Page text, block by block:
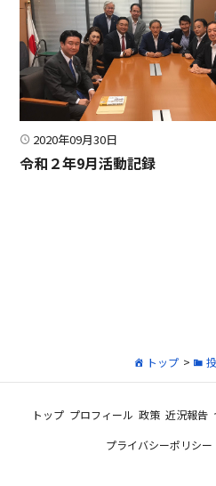
2020年09月30日
令和２年9月活動記録
トップ >
トップ プロフィール 政策 近況報告
プライバシーポリシー